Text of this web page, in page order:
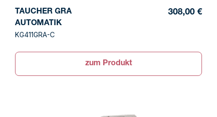
TAUCHER GRA
AUTOMATIK
KG411GRA-C
308,00 €
zum Produkt